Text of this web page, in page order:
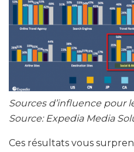
Sources d’influence pour
Source: Expedia Media
Ces résultats vous